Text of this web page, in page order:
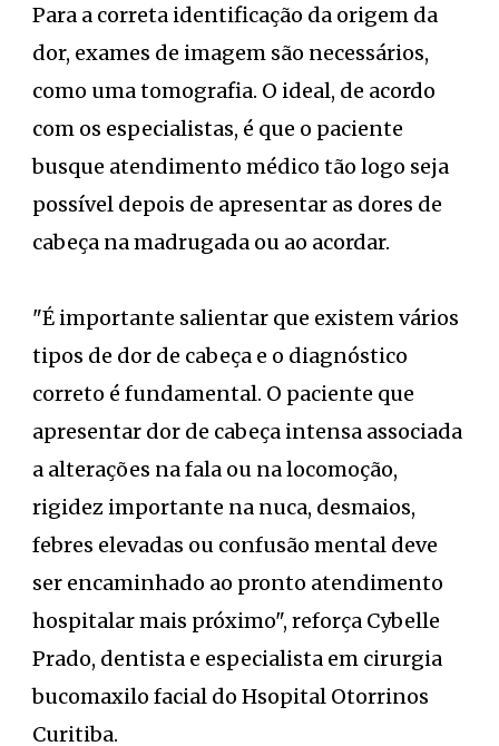
Para a correta identificação da origem da
dor, exames de imagem são necessários,
como uma tomografia. O ideal, de acordo
com os especialistas, é que o paciente
busque atendimento médico tão logo seja
possível depois de apresentar as dores de
cabeça na madrugada ou ao acordar.
"É importante salientar que existem vários
tipos de dor de cabeça e o diagnóstico
correto é fundamental. O paciente que
apresentar dor de cabeça intensa associada
a alterações na fala ou na locomoção,
rigidez importante na nuca, desmaios,
febres elevadas ou confusão mental deve
ser encaminhado ao pronto atendimento
hospitalar mais próximo", reforça Cybelle
Prado, dentista e especialista em cirurgia
bucomaxilo facial do Hsopital Otorrinos
Curitiba.